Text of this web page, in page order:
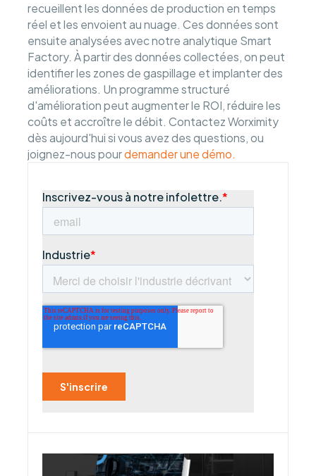
recueillent les données de production en temps
réel et les envoient au nuage. Ces données sont
ensuite analysées avec notre analytique Smart
Factory. À partir des données collectées, on peut
identifier les zones de gaspillage et implanter des
améliorations. Un programme structuré
d'amélioration peut augmenter le ROI, réduire les
coûts et accroître le débit. Contactez Worximity
dès aujourd'hui si vous avez des questions, ou
joignez-nous pourdemander une démo.